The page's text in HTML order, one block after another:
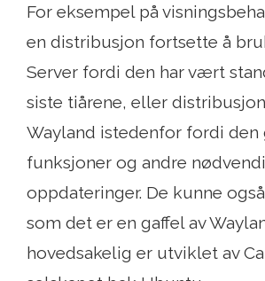
For eksempel på
en distribusjon fortsette å
Server fordi den har vært
siste tiårene, eller
Wayland istedenfor fordi den
funksjoner og andre
oppdateringer. De kunne
som det er en gaffel av
hovedsakelig er utviklet av